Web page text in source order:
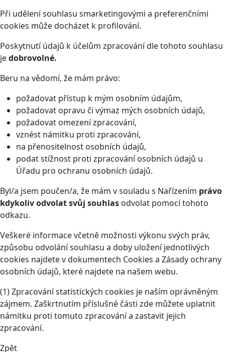
Při udělení souhlasu smarketingovými a preferenčními
cookies může docházet k profilování.
Poskytnutí údajů k účelům zpracování dle tohoto souhlasu
jedobrovolné.
Beru na vědomí, že mám právo:
požadovat přístup k mým osobním údajům,
požadovat opravu či výmaz mých osobních údajů,
požadovat omezení zpracování,
vznést námitku proti zpracování,
na přenositelnost osobních údajů,
podat stížnost proti zpracování osobních údajů u
Úřadu pro ochranu osobních údajů.
Byl/a jsem poučen/a, že mám v souladu s Nařízením právo
kdykoliv odvolat svůj souhlas odvolat pomocí tohoto
odkazu.
Veškeré informace včetně možnosti výkonu svých práv,
způsobu odvolání souhlasu a doby uložení jednotlivých
cookies najdete v dokumentech Cookies a Zásady ochrany
osobních údajů, které najdete na našem webu.
(1) Zpracování statistických cookies je naším oprávněným
zájmem. Zaškrtnutím příslušné části zde můžete uplatnit
námitku proti tomuto zpracování a zastavit jejich
zpracování.
Zpět